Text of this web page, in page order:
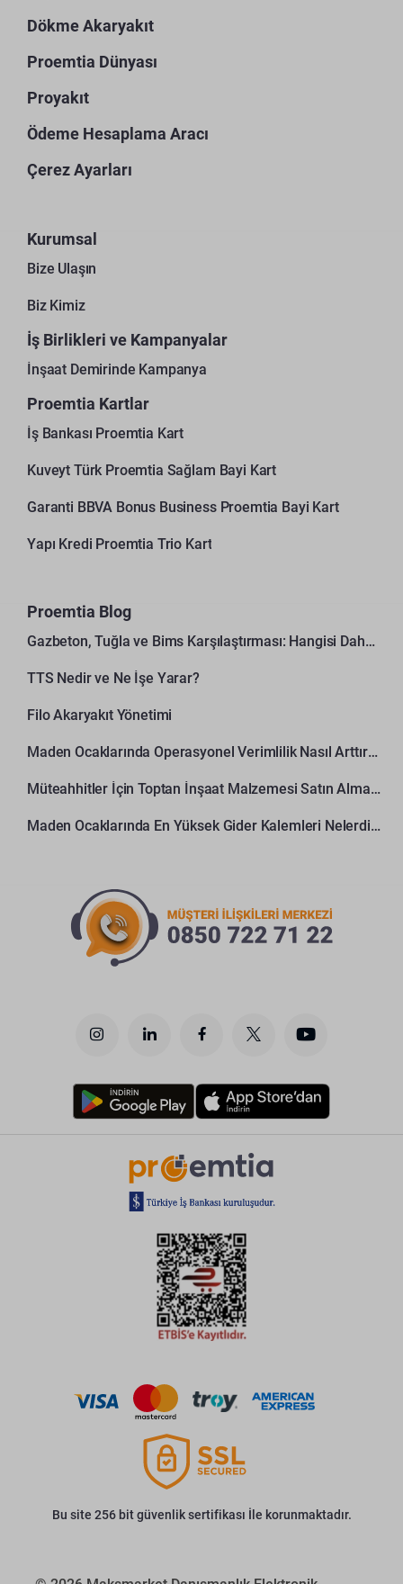
Dökme Akaryakıt
Proemtia Dünyası
Proyakıt
Ödeme Hesaplama Aracı
Çerez Ayarları
Kurumsal
Bize Ulaşın
Biz Kimiz
İş Birlikleri ve Kampanyalar
İnşaat Demirinde Kampanya
Proemtia Kartlar
İş Bankası Proemtia Kart
Kuveyt Türk Proemtia Sağlam Bayi Kart
Garanti BBVA Bonus Business Proemtia Bayi Kart
Yapı Kredi Proemtia Trio Kart
Proemtia Blog
Gazbeton, Tuğla ve Bims Karşılaştırması: Hangisi Daha Avantajlı?
TTS Nedir ve Ne İşe Yarar?
Filo Akaryakıt Yönetimi
Maden Ocaklarında Operasyonel Verimlilik Nasıl Arttırılır?
Müteahhitler İçin Toptan İnşaat Malzemesi Satın Alma Rehberi
Maden Ocaklarında En Yüksek Gider Kalemleri Nelerdir?
Bu site 256 bit güvenlik sertifikası İle korunmaktadır.